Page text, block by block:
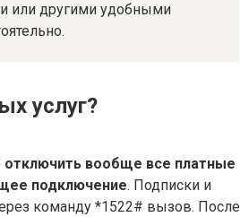
или другими удобными
услуг?
отключить вообще все платные
подключение. Подписки и
команду *1522# вызов. После